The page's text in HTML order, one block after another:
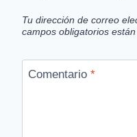
Tu dirección de correo
campos obligatorios
Comentario *